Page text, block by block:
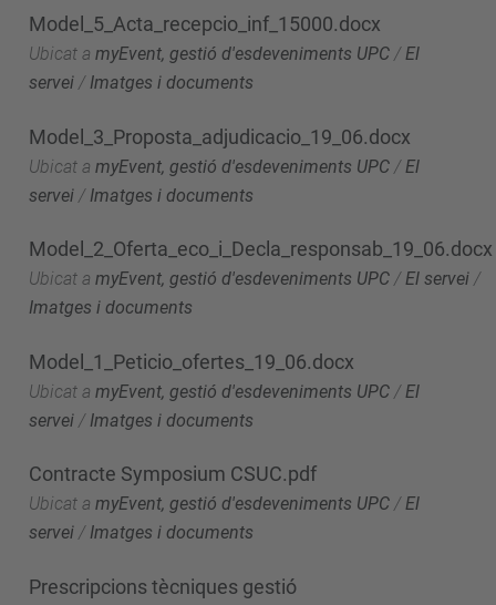
Model_5_Acta_recepcio_inf_15000.docx
Ubicat a myEvent, gestió d'esdeveniments UPC /El
servei / Imatges i documents
Model_3_Proposta_adjudicacio_19_06.docx
Ubicat a myEvent, gestió d'esdeveniments UPC / El
servei / Imatges i documents
Model_2_Oferta_eco_i_Decla_responsab_19_06.docx
Ubicat a myEvent, gestió d'esdeveniments UPC /El servei /
Imatges i documents
Model_1_Peticio_ofertes_19_06.docx
Ubicat a myEvent, gestió d'esdeveniments UPC / El
servei / Imatges i documents
Contracte Symposium CSUC.pdf
Ubicat a myEvent, gestió d'esdeveniments UPC /El
servei / Imatges i documents
Prescripcions tècniques gestió